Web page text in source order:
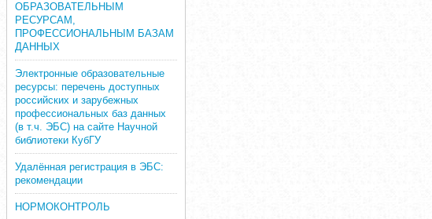
ОБРАЗОВАТЕЛЬНЫМ
РЕСУРСАМ,
ПРОФЕССИОНАЛЬНЫМ БАЗАМ
ДАННЫХ
Электронные образовательные
ресурсы: перечень доступных
российских и зарубежных
профессиональных баз данных
(в т.ч. ЭБС) на сайте Научной
библиотеки КубГУ
Удалённая регистрация в ЭБС:
рекомендации
НОРМОКОНТРОЛЬ